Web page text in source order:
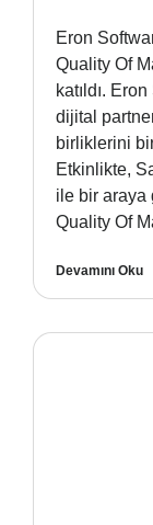
Eron
Quality Of
katıldı.
dijital
birliklerini
Etkinlikte,
ile bir araya
Quality Of
Devamını Oku